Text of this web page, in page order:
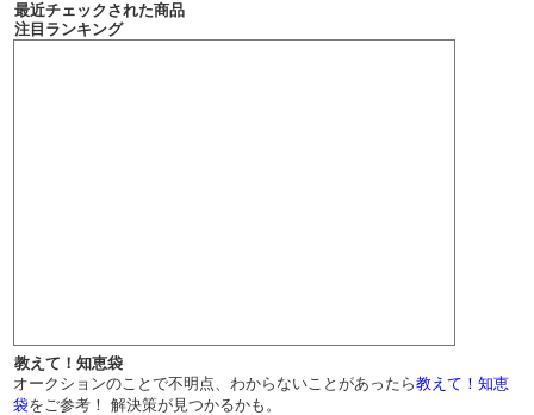
最近チェックされた商品
注目ランキング
教えて！知恵袋
オークションのことで不明点、わからないことがあったら教えて！知恵
袋をご参考！ 解決策が見つかるかも。